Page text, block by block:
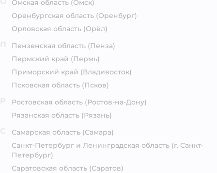
Омская область (Омск)
Оренбургская область (Оренбург)
Орловская область (Орёл)
Пензенская область (Пенза)
Пермский край (Пермь)
Приморский край (Владивосток)
Псковская область (Псков)
Ростовская область (Ростов-на-Дону)
Рязанская область (Рязань)
Самарская область (Самара)
Санкт-Петербург и Ленинградская область (г. Санкт-
Петербург)
Саратовская область (Саратов)